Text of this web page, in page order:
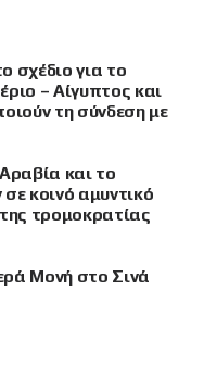
σχέδιο για το
– Αίγυπτος και
τη σύνδεση με
και το
κοινό αμυντικό
τρομοκρατίας
Μονή στο Σινά